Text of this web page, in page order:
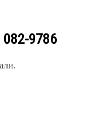
082-9786